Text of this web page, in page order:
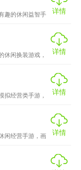
趣的休闲益智手
详情
休闲换装游戏，
详情
拟经营类手游，
详情
闲经营手游，画
详情